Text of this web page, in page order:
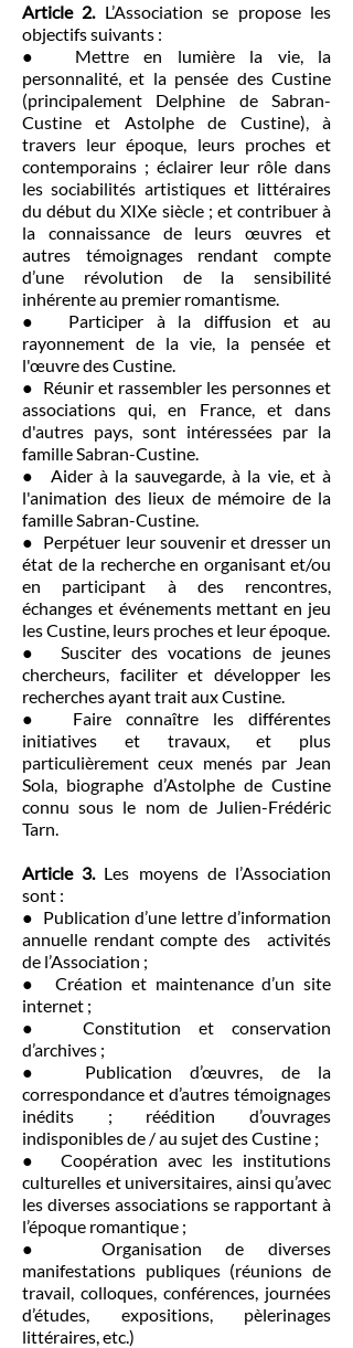
Article 2. L’Association se propose les
objectifs suivants :
● Mettre en lumière la vie, la
personnalité, et la pensée des Custine
(principalement Delphine de Sabran-
Custine et Astolphe de Custine), à
travers leur époque, leurs proches et
contemporains ; éclairer leur rôle dans
les sociabilités artistiques et littéraires
du début du XIXe siècle ; et contribuer à
la connaissance de leurs œuvres et
autres témoignages rendant compte
d’une révolution de la sensibilité
inhérente au premier romantisme.
● Participer à la diffusion et au
rayonnement de la vie, la pensée et
l'œuvre des Custine.
● Réunir et rassembler les personnes et
associations qui, en France, et dans
d'autres pays, sont intéressées par la
famille Sabran-Custine.
● Aider à la sauvegarde, à la vie, et à
l'animation des lieux de mémoire de la
famille Sabran-Custine.
● Perpétuer leur souvenir et dresser un
état de la recherche en organisant et/ou
en participant à des rencontres,
échanges et événements mettant en jeu
les Custine, leurs proches et leur époque.
● Susciter des vocations de jeunes
chercheurs, faciliter et développer les
recherches ayant trait aux Custine.
● Faire connaître les différentes
initiatives et travaux, et plus
particulièrement ceux menés par Jean
Sola, biographe d’Astolphe de Custine
connu sous le nom de Julien-Frédéric
Tarn.
Article 3. Les moyens de l’Association
sont :
● Publication d’une lettre d’information
annuelle rendant compte des activités
de l’Association ;
● Création et maintenance d’un site
internet ;
● Constitution et conservation
d’archives ;
● Publication d’œuvres, de la
correspondance et d’autres témoignages
inédits ; réédition d’ouvrages
indisponibles de / au sujet des Custine ;
● Coopération avec les institutions
culturelles et universitaires, ainsi qu’avec
les diverses associations se rapportant à
l’époque romantique ;
● Organisation de diverses
manifestations publiques (réunions de
travail, colloques, conférences, journées
d’études, expositions, pèlerinages
littéraires, etc.)